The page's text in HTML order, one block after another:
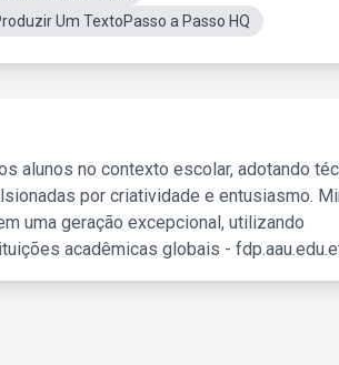
Um TextoPasso a Passo HQ
alunos no contexto escolar, adotando
por criatividade e entusiasmo.
uma geração excepcional, utilizando
acadêmicas globais -